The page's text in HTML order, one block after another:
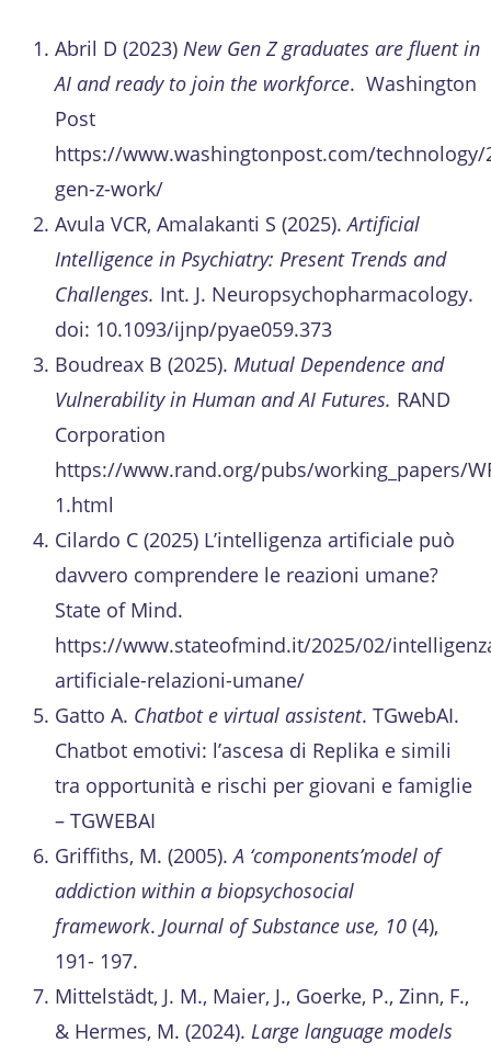
Abril D (2023) New Gen Z graduates are fluent in
AI and ready to join the workforce. Washington
Post
https://www.washingtonpost.com/technology/
gen-z-work/
Avula VCR, Amalakanti S (2025).Artificial
Intelligence in Psychiatry: Present Trends and
Challenges. Int. J. Neuropsychopharmacology.
doi: 10.1093/ijnp/pyae059.373
Boudreax B (2025). Mutual Dependence and
Vulnerability in Human and AI Futures. RAND
Corporation
https://www.rand.org/pubs/working_papers/
1.html
Cilardo C (2025) L’intelligenza artificiale può
davvero comprendere le reazioni umane?
State of Mind.
https://www.stateofmind.it/2025/02/
artificiale-relazioni-umane/
Gatto A. Chatbot e virtual assistent. TGwebAI.
Chatbot emotivi: l’ascesa di Replika e simili
tra opportunità e rischi per giovani e famiglie
– TGWEBAI
Griffiths, M. (2005).A ‘components’model of
addiction within a biopsychosocial
framework. Journal of Substance use, 10 (4),
191- 197.
Mittelstädt, J. M., Maier, J., Goerke, P., Zinn, F.,
& Hermes, M. (2024). Large language models